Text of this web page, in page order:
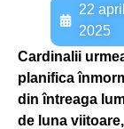
22
2025
Cardinalii
planifica
din întreaga
de luna